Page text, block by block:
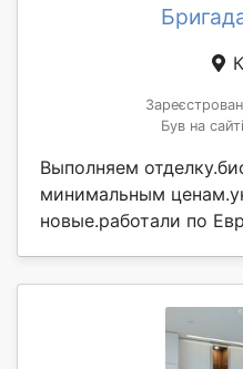
Був на
Выполняем
минимальным
новые.работали по